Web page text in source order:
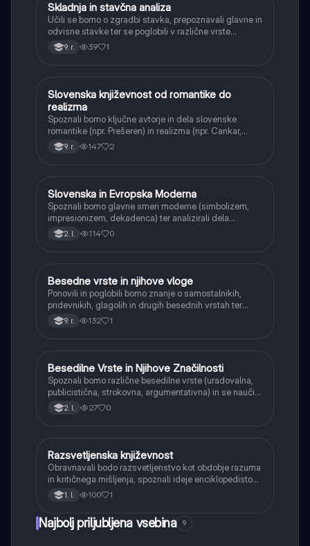
Slovenščina
Skladnja in stavčna analiza
Učili se bomo o zgradbi stavka, prepoznavali glavne in
odvisne stavke ter se poglobili v različne vrste
odvisnikov. Razumeli bomo, kako se stavki
povezujejo v smiselne celote in kako jih pravilno
9. r. 39 1
Slovenščina
Slovenska književnost od romantike do
realizma
Spoznali bomo ključne avtorje in dela slovenske
romantike (npr. Prešeren) in realizma (npr. Cankar,
Kersnik, Tavčar). Razumeli bomo zgodovinski in
družbeni kontekst teh obdobij ter njihov vpliv na
9. r. 147 2
Slovenščina
Slovenska in Evropska Moderna
Spoznali bomo glavne smeri moderne (simbolizem,
impresionizem, dekadenca) ter analizirali dela
slovenskih modernistov (Cankar, Župančič, Kette,
Murn) in njihov pomen za razvoj slovenske literature.
2. l. 114 0
Slovenščina
Besedne vrste in njihove vloge
Ponovili in poglobili bomo znanje o samostalnikih,
pridevnikih, glagolih in drugih besednih vrstah ter
spoznali njihove vloge v stavku. Naučili se bomo
prepoznavati in pravilno uporabljati posamezne
9. r. 132 1
Slovenščina
Besedilne Vrste in Njihove Značilnosti
Spoznali bomo različne besedilne vrste (uradovalna,
publicistična, strokovna, argumentativna) in se naučili
prepoznavati njihove strukturne in jezikovne
značilnosti ter namen.
2. l. 27 0
Slovenščina
Razsvetljenska književnost
Obravnavali bodo razsvetljenstvo kot obdobje razuma
in kritičnega mišljenja, spoznali ideje enciklopedistov
in vpliv na slovensko književnost (npr. Anton Tomaž
Linhart, Valentin Vodnik), ki so postavili temelje
slovenske kulture.
1. l. 100 1
Najbolj priljubljena vsebina 9